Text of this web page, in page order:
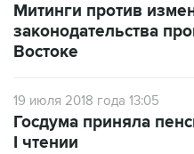
Митинги против
законодательства
Востоке
19 июля 2018 года 13:05
Госдума приняла
I чтении